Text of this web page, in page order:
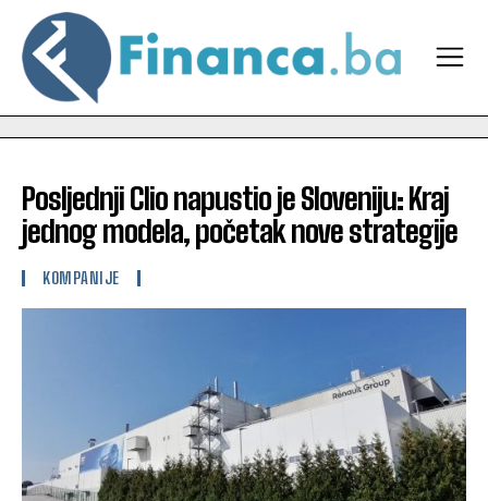
Posljednji Clio napustio je Sloveniju: Kraj
jednog modela, početak nove strategije
KOMPANIJE